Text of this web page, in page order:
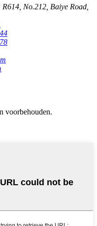
No.212, Baiye Road,
voorbehouden.